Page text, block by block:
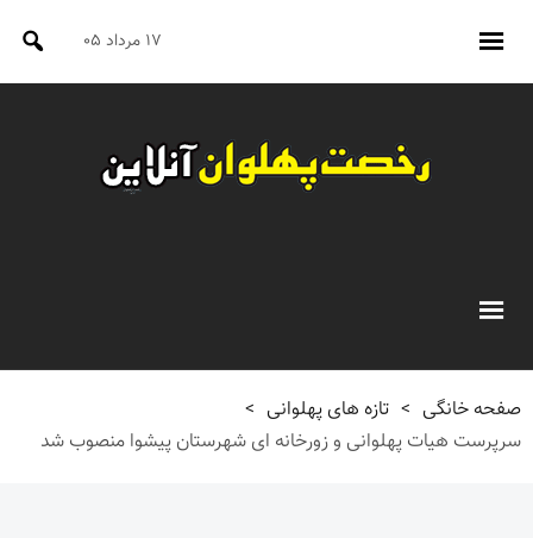
۱۷ مرداد ۰۵
صفحه خانگی > تازه های پهلوانی >
سرپرست هیات پهلوانی و زورخانه ای شهرستان پیشوا منصوب شد